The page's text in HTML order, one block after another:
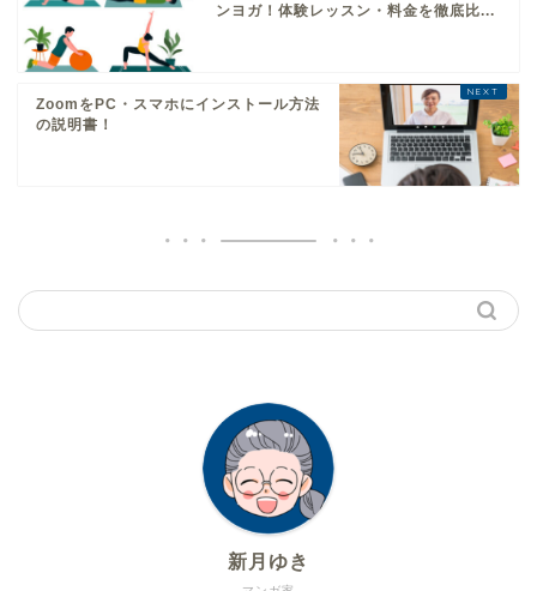
ンヨガ！体験レッスン・料金を徹底比...
ZoomをPC・スマホにインストール方法
の説明書！
新月ゆき